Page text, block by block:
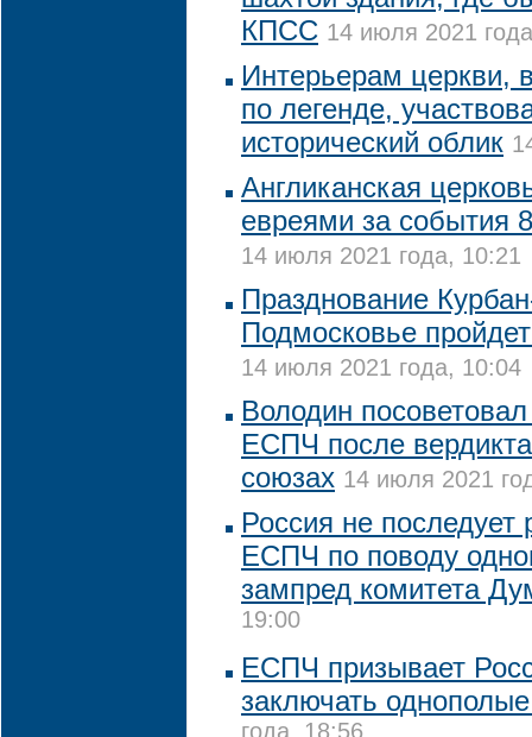
КПСС 14 июля 2021
Интерьерам церкви,
по легенде,
исторический облик
Англиканская
евреями за события
14 июля 2021 года, 10:21
Празднование
Подмосковье
14 июля 2021 года, 10:04
Володин
ЕСПЧ после
союзах 14 июля 2021
Россия не последует
ЕСПЧ по поводу
зампред комитета
19:00
ЕСПЧ призывает
заключать